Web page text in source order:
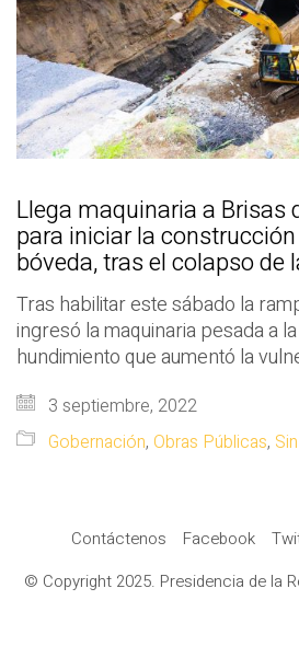
Llega maquinaria a Brisas
para iniciar la
bóveda, tras el colapso de
Tras habilitar este sábado la
ingresó la maquinaria pesada a
hundimiento que aumentó la
3 septiembre, 2022
Gobernación, Obras Públicas,
Contáctenos Facebook
© Copyright 2025. Presidencia de la